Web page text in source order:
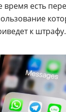
есть
к штрафу.